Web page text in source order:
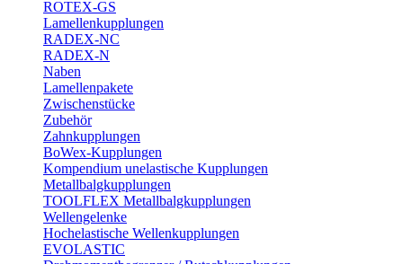
ROTEX-GS
Lamellenkupplungen
RADEX-NC
RADEX-N
Naben
Lamellenpakete
Zwischenstücke
Zubehör
Zahnkupplungen
BoWex-Kupplungen
Kompendium unelastische Kupplungen
Metallbalgkupplungen
TOOLFLEX Metallbalgkupplungen
Wellengelenke
Hochelastische Wellenkupplungen
EVOLASTIC